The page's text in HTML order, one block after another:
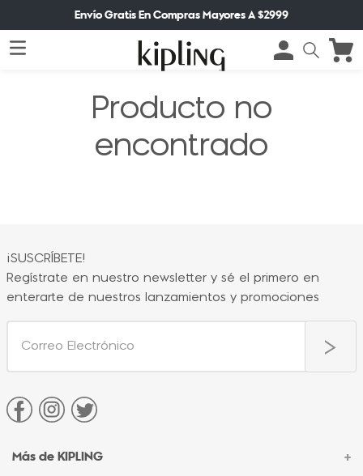
Envío Gratis En Compras Mayores A $2999
Producto no
encontrado
¡SUSCRÍBETE!
Regístrate en nuestro newsletter y sé el primero en
enterarte de nuestros lanzamientos y promociones
Más de KIPLING +